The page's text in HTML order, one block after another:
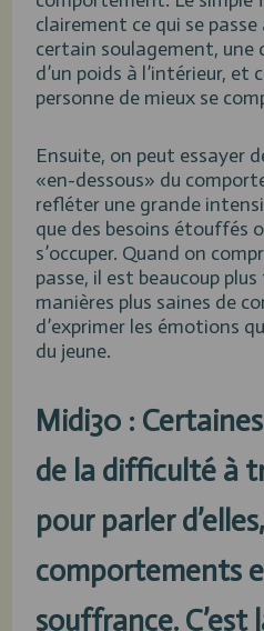
clairement ce qui se
certain soulagement,
d’un poids à l’intérieur, et
personne de mieux se
Ensuite, on peut essayer
«en-dessous» du
refléter une grande
que des besoins étouffés
s’occuper. Quand on
passe, il est beaucoup
manières plus saines de
d’exprimer les émotions
du jeune.
Midi30 :
de la difficulté à
pour parler
comportements
souffrance. C’est